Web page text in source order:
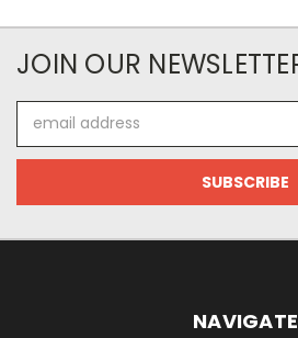
JOIN OUR
Address
NAVIGATE